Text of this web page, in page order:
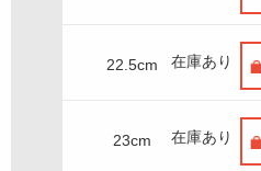
22.5cm 在庫あり
23cm 在庫あり